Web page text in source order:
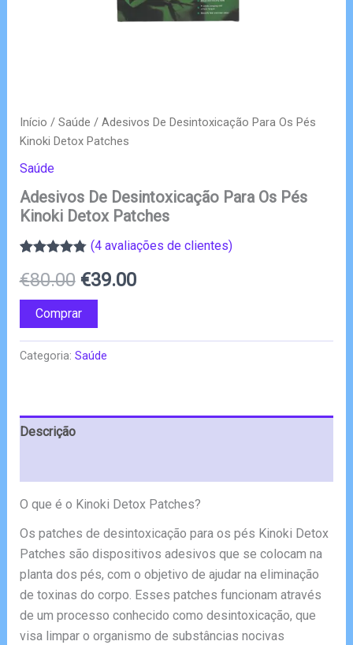
Início / Saúde / Adesivos De Desintoxicação Para Os Pés
Kinoki Detox Patches
Saúde
Adesivos De Desintoxicação Para Os Pés
Kinoki Detox Patches
com4.75em
5 com base
em
classificações
de clientes
(4 avaliações de clientes)
€80.00 O
preço
original
€39.00O
atual
Comprar
Categoria: Saúde
Descrição
O que é o Kinoki Detox Patches?
Os patches de desintoxicação para os pés Kinoki Detox
Patches são dispositivos adesivos que se colocam na
planta dos pés, com o objetivo de ajudar na eliminação
de toxinas do corpo. Esses patches funcionam através
de um processo conhecido como desintoxicação, que
visa limpar o organismo de substâncias nocivas